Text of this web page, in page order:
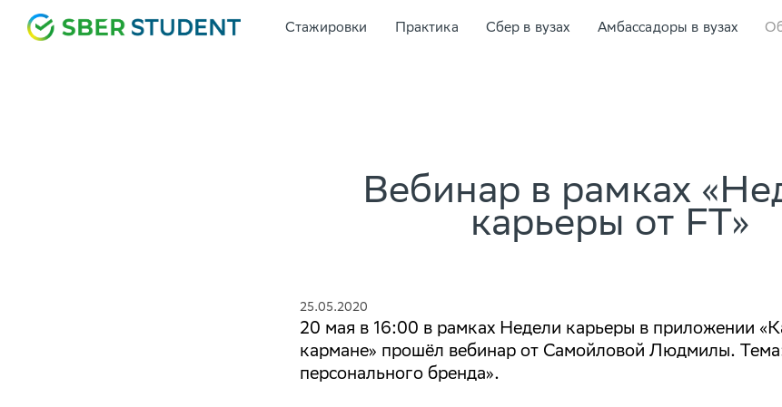
Стажировки Практика Сбер в вузах Амбассадоры в вузах
Вебинар в рамках
карьеры от FT»
25.05.2020
20 мая в 16:00 в рамках Недели карьеры в приложении
кармане» прошёл вебинар от Самойловой Людмилы.
персонального бренда».